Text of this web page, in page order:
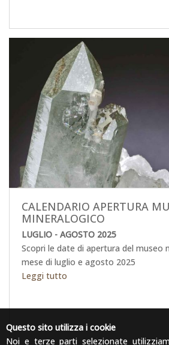
CALENDARIO APERTURA
MINERALOGICO
LUGLIO - AGOSTO 2025
Scopri le date di apertura del museo
mese di luglio e agosto 2025
Leggi tutto
Questo sito utilizza i cookie
Noi e terze parti selezionate